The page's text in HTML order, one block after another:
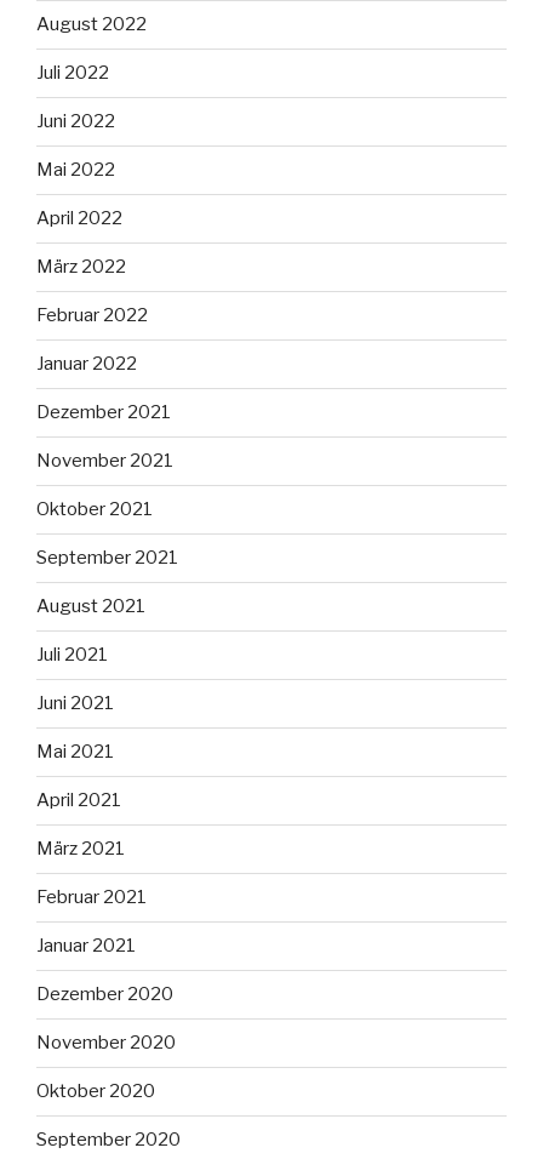
August 2022
Juli 2022
Juni 2022
Mai 2022
April 2022
März 2022
Februar 2022
Januar 2022
Dezember 2021
November 2021
Oktober 2021
September 2021
August 2021
Juli 2021
Juni 2021
Mai 2021
April 2021
März 2021
Februar 2021
Januar 2021
Dezember 2020
November 2020
Oktober 2020
September 2020